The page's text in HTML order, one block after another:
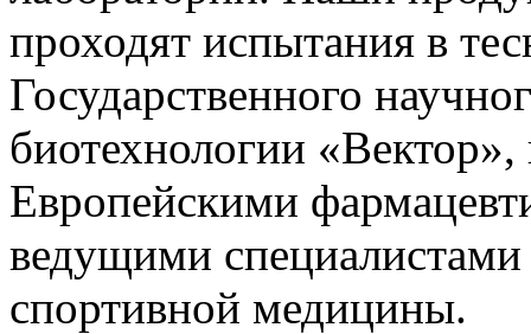
проходят испытания в
Государственного
биотехнологии
Европейскими
ведущими специалистами
спортивной медицины.